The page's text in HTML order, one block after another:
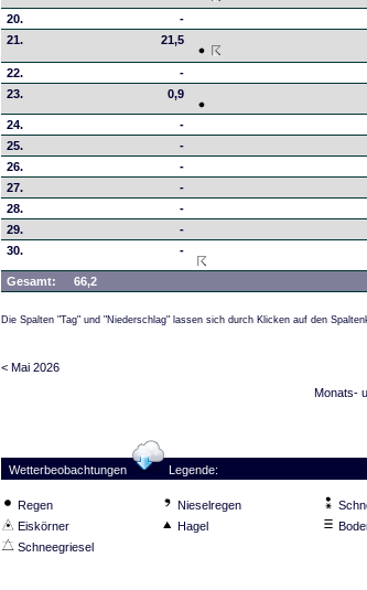
20. -
21.
21,5
22. -
23.
0,9
24. -
25.
-
26.
-
27.
-
28.
-
29.
-
30.
-
Gesamt: 66,2
Die Spalten "Tag" und "Niederschlag" lassen sich durch Klicken auf den
< Mai 2026
Monats-
Wetterbeobachtungen Legende:
Regen Nieselregen
Eiskörner
Hagel
Schneegriesel